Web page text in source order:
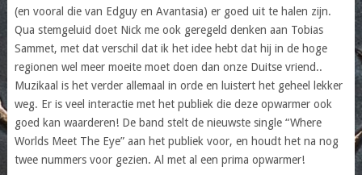
(en vooral die van Edguy en Avantasia) er goed uit te halen zijn.
Qua stemgeluid doet Nick me ook geregeld denken aan Tobias
Sammet, met dat verschil dat ik het idee hebt dat hij in de hoge
regionen wel meer moeite moet doen dan onze Duitse vriend..
Muzikaal is het verder allemaal in orde en luistert het geheel lekker
weg. Er is veel interactie met het publiek die deze opwarmer ook
goed kan waarderen! De band stelt de nieuwste single “Where
Worlds Meet The Eye” aan het publiek voor, en houdt het na nog
twee nummers voor gezien. Al met al een prima opwarmer!